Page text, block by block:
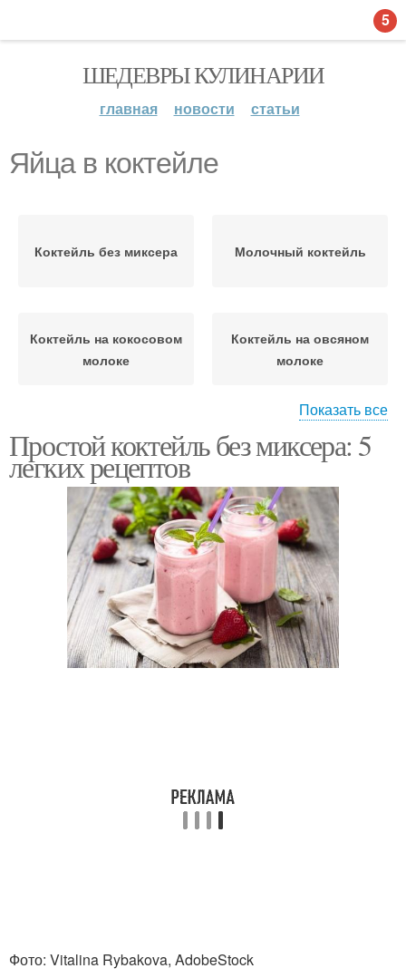
ШЕДЕВРЫ КУЛИНАРИИ
главная новости статьи
Яйца в коктейле
Коктейль без миксера Молочный коктейль
Коктейль на кокосовом
молоке
Коктейль на овсяном
молоке
Коктейль с кофе Коктейль с какао
Коктейль с черникой Сливочные коктейли
Лавандовый коктейль Напитки для коктейля
Показать все
Простой коктейль без миксера: 5
легких рецептов
Фото: Vitalina Rybakova, AdobeStock
5